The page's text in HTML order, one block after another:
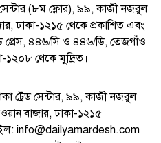
(৮ম ফ্লোর), ৯৯, কাজী নজরুল
ঢাকা-১২১৫ থেকে প্রকাশিত এবং
প্রেস, ৪৪৬/সি ও ৪৪৬/ডি, তেজগাঁও
১২০৮ থেকে মুদ্রিত।
ট্রেড সেন্টার, ৯৯, কাজী নজরুল
বাজার, ঢাকা-১২১৫।
info@dailyamardesh.com